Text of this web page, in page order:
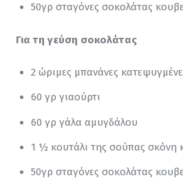
50γρ σταγόνες σοκολάτας
Για τη γεύση σοκολάτας
2 ώριμες μπανάνες
60 γρ γιαούρτι
60 γρ γάλα αμυγδάλου
1 ½ κουτάλι της σούπας σκόνη
50γρ σταγόνες σοκολάτας